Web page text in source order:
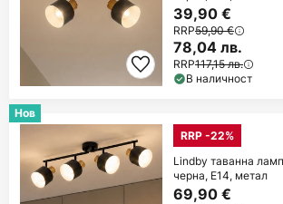
39,90 €
RRP59,90 €
78,04 лв.
RRP117,15 лв.
В наличност
Нов
RRP -22%
Lindby таванна
черна, E14, метал
69,90 €